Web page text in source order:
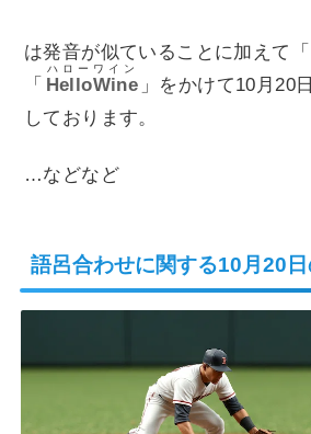
は発音が似ていることに加えて「
「 HelloWine
ハローワイン
」をかけて10月20
しております。
…などなど
語呂合わせに関する10月20日